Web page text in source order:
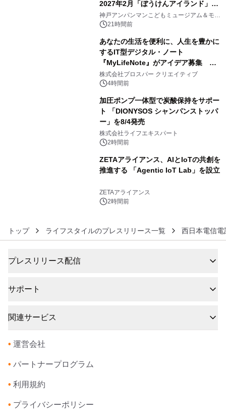
2027年2月「ぼうけんアイランド」が
オープン
神戸アンパンマンこどもミュージアム＆モー
ル 21時間前
あなたの生活を便利に、人生を豊かに
するIT型デジタル・ノート
『MyLifeNote』がアイデア募集 優
秀賞100名に1年間無償試用
株式会社プロスパー クリエイティブ
4時間前
加圧ポンプ一体型で炭酸保持をサポー
ト 「DIONYSOS シャンパンストッパ
ー」を8/4発売
株式会社ライフエキスパート
2時間前
ZETAアライアンス、AIとIoTの共創を
推進する 「Agentic IoT Lab」を設立
ZETAアライアンス
2時間前
トップ ライフスタイルのプレスリリース一覧 西日本電信
プレスリリース配信
サポート
関連サービス
• 運営会社
• パートナープログラム
• 利用規約
• プライバシーポリシー